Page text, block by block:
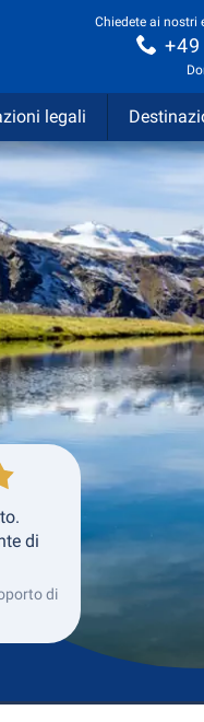
Chiedete ai nostri
legali
di
di